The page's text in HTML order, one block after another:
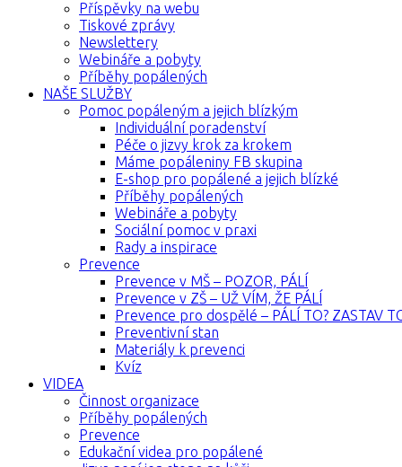
Příspěvky na webu
Tiskové zprávy
Newslettery
Webináře a pobyty
Příběhy popálených
NAŠE SLUŽBY
Pomoc popáleným a jejich blízkým
Individuální poradenství
Péče o jizvy krok za krokem
Máme popáleniny FB skupina
E-shop pro popálené a jejich blízké
Příběhy popálených
Webináře a pobyty
Sociální pomoc v praxi
Rady a inspirace
Prevence
Prevence v MŠ – POZOR, PÁLÍ
Prevence v ZŠ – UŽ VÍM, ŽE PÁLÍ
Prevence pro dospělé – PÁLÍ TO? ZASTAV
Preventivní stan
Materiály k prevenci
Kvíz
VIDEA
Činnost organizace
Příběhy popálených
Prevence
Edukační videa pro popálené